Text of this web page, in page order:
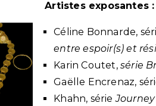
Artistes exposantes :
Céline Bonnarde,
entre espoir(s) et
Karin Coutet, série
Gaëlle Encrenaz,
Khahn, sérieJourney